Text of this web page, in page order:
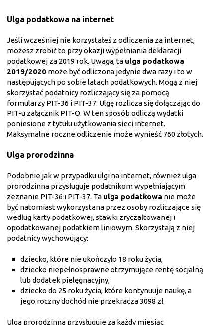
Ulga podatkowa na internet
Jeśli wcześniej nie korzystałeś z odliczenia za internet,
możesz zrobić to przy okazji wypełniania deklaracji
podatkowej za 2019 rok. Uwaga, ta ulga podatkowa
2019/2020 może być odliczona jedynie dwa razy i to w
następujących po sobie latach podatkowych. Mogą z niej
skorzystać podatnicy rozliczający się za pomocą
formularzy PIT-36 i PIT-37. Ulgę rozlicza się dołączając do
PIT-u załącznik PIT-O. W ten sposób odliczą wydatki
poniesione z tytułu użytkowania sieci internet.
Maksymalne roczne odliczenie może wynieść 760 złotych.
Ulga prorodzinna
Podobnie jak w przypadku ulgi na internet, również ulga
prorodzinna przysługuje podatnikom wypełniającym
zeznanie PIT-36 i PIT-37. Ta ulga podatkowa nie może
być natomiast wykorzystana przez osoby rozliczające się
według karty podatkowej, stawki zryczałtowanej i
opodatkowanej podatkiem liniowym. Skorzystają z niej
podatnicy wychowujący:
dziecko, które nie ukończyło 18 roku życia,
dziecko niepełnosprawne otrzymujące rentę socjalną
lub dodatek pielęgnacyjny,
dziecko do 25 roku życia, które kontynuuje naukę, a
jego roczny dochód nie przekracza 3098 zł.
Ulga prorodzinna przysługuje za każdy miesiąc